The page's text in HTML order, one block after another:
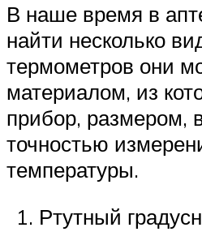
В наше время в
найти несколько
термометров они
материалом, из
прибор, размером,
точностью
температуры.
Ртутный